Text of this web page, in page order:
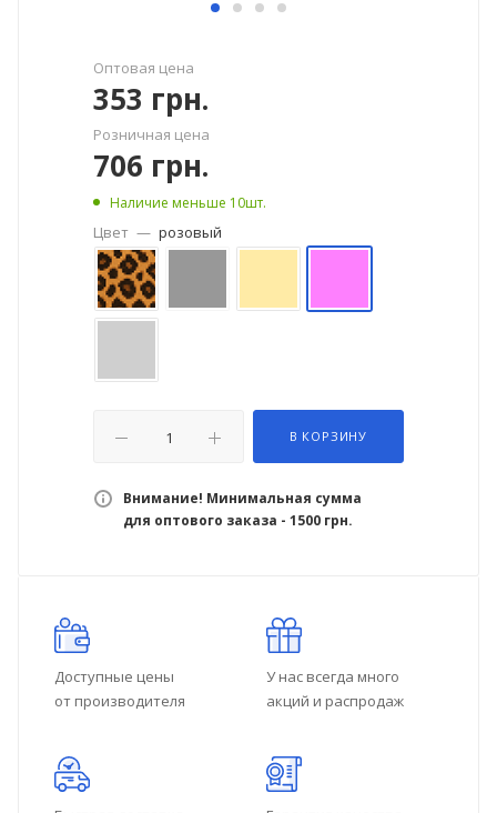
Оптовая цена
353 грн.
Розничная цена
706 грн.
Наличие меньше 10шт.
Цвет — розовый
В КОРЗИНУ
Внимание! Минимальная сумма
для оптового заказа - 1500 грн.
Доступные цены
от производителя
У нас всегда много
акций и распродаж